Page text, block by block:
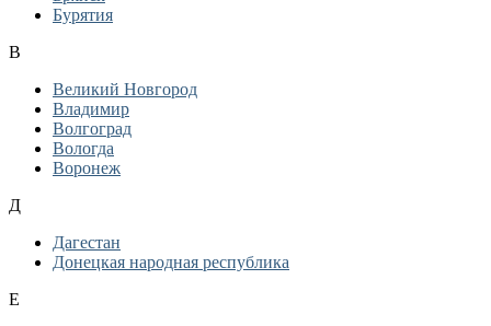
Бурятия
В
Великий Новгород
Владимир
Волгоград
Вологда
Воронеж
Д
Дагестан
Донецкая народная республика
Е